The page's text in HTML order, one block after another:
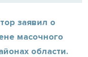
заявил о
масочного
области.